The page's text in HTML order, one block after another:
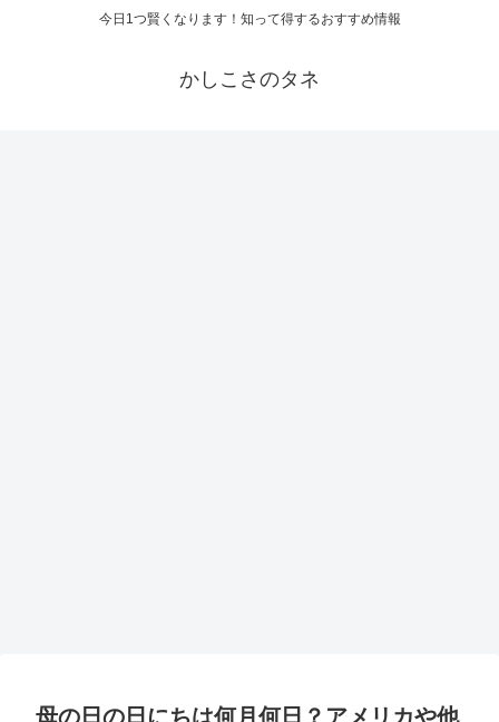
今日1つ賢くなります！知って得するおすすめ情報
かしこさのタネ
母の日の日にちは何月何日？アメリカや他